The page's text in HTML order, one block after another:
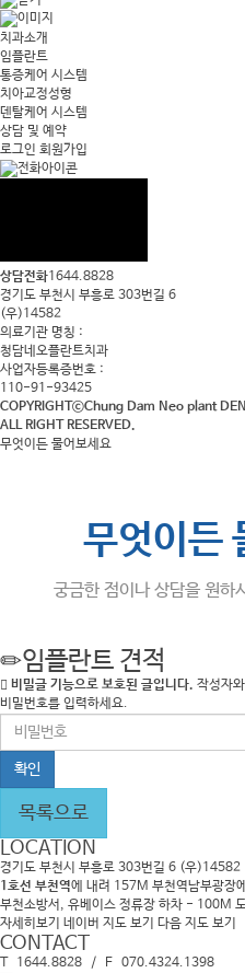
치과소개
임플란트
통증케어 시스템
치아교정성형
덴탈케어 시스템
상담 및 예약
로그인 회원가입
상담전화1644.8828
경기도 부천시 부흥로 303번길 6
(우)14582
의료기관 명칭 :
청담네오플란트치과
사업자등록증번호 :
110-91-93425
COPYRIGHTⓒChung Dam Neo plant
ALL RIGHT RESERVED.
무엇이든 물어보세요
무엇이든
궁금한 점이나 상담을 원하
임플란트 견적
비밀글 기능으로 보호된 글입니다. 작성자
비밀번호를 입력하세요.
목록으로
LOCATION
경기도 부천시 부흥로 303번길 6 (우)14582
1호선 부천역에 내려 157M 부천역남부광장
부천소방서, 유베이스 정류장 하차 - 100M
자세히보기 네이버 지도 보기 다음 지도 보기
CONTACT
T 1644.8828 / F 070.4324.1398